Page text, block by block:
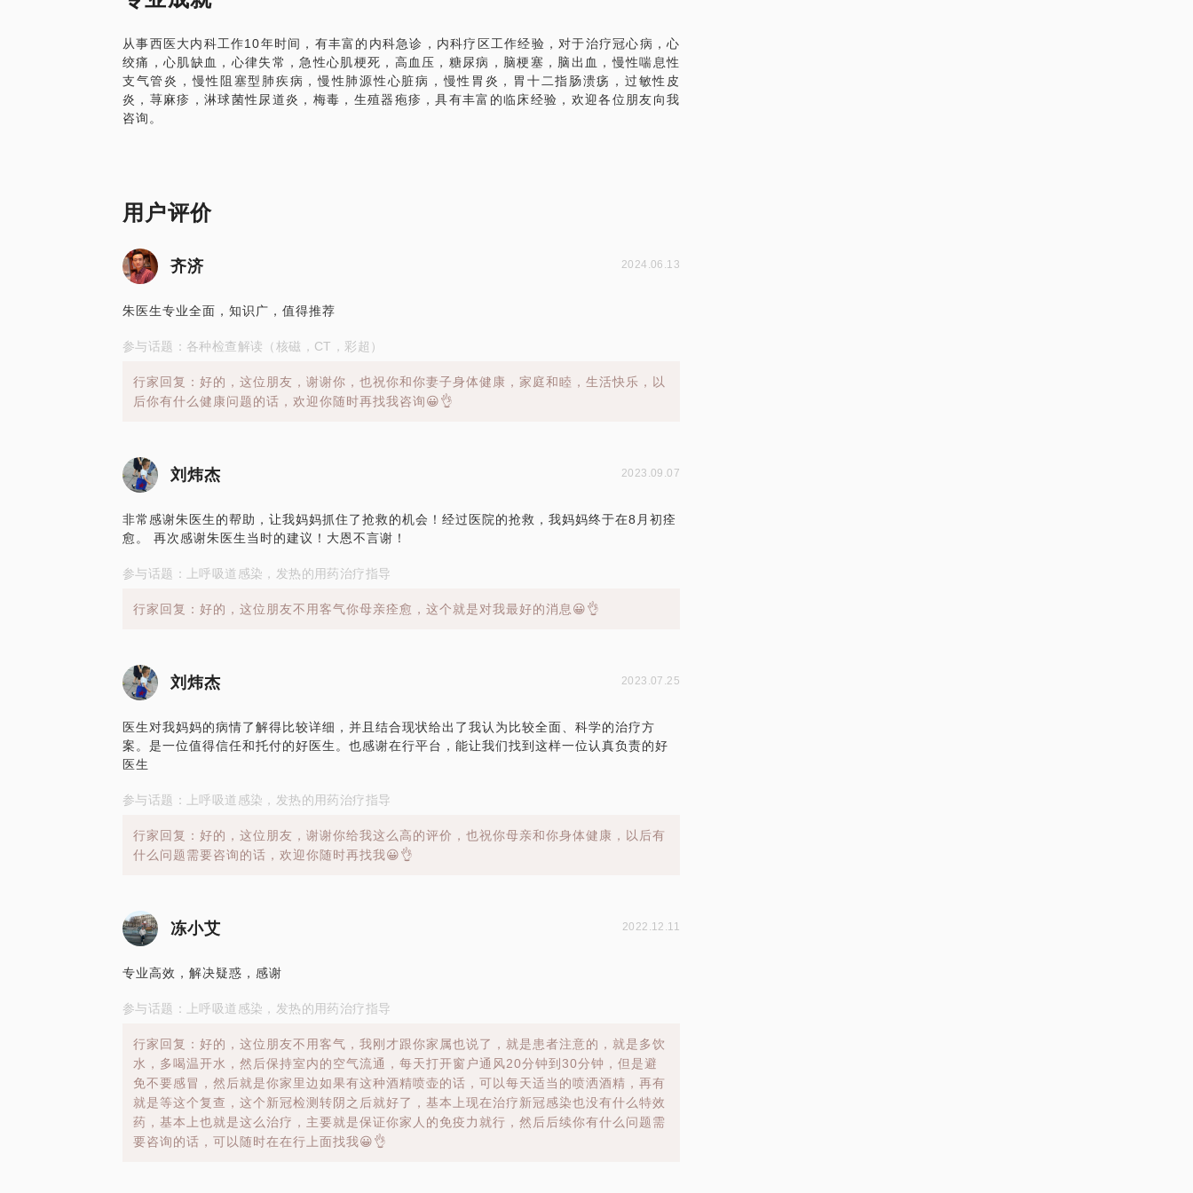
从事西医大内科工作10年时间，有丰富的内科急诊，内科疗区工作经验，对于治疗冠心病，心
绞痛，心肌缺血，心律失常，急性心肌梗死，高血压，糖尿病，脑梗塞，脑出血，慢性喘息性
支气管炎，慢性阻塞型肺疾病，慢性肺源性心脏病，慢性胃炎，胃十二指肠溃疡，过敏性皮
炎，荨麻疹，淋球菌性尿道炎，梅毒，生殖器疱疹，具有丰富的临床经验，欢迎各位朋友向我
咨询。
用户评价
齐济 2024.06.13
朱医生专业全面，知识广，值得推荐
参与话题：各种检查解读（核磁，CT，彩超）
行家回复：好的，这位朋友，谢谢你，也祝你和你妻子身体健康，家庭和睦，生活快乐，以
后你有什么健康问题的话，欢迎你随时再找我咨询😀👌
刘炜杰 2023.09.07
非常感谢朱医生的帮助，让我妈妈抓住了抢救的机会！经过医院的抢救，我妈妈终于在8月初痊
愈。 再次感谢朱医生当时的建议！大恩不言谢！
参与话题：上呼吸道感染，发热的用药治疗指导
行家回复：好的，这位朋友不用客气你母亲痊愈，这个就是对我最好的消息😀👌
刘炜杰 2023.07.25
医生对我妈妈的病情了解得比较详细，并且结合现状给出了我认为比较全面、科学的治疗方
案。是一位值得信任和托付的好医生。也感谢在行平台，能让我们找到这样一位认真负责的好
医生
参与话题：上呼吸道感染，发热的用药治疗指导
行家回复：好的，这位朋友，谢谢你给我这么高的评价，也祝你母亲和你身体健康，以后有
什么问题需要咨询的话，欢迎你随时再找我😀👌
冻小艾 2022.12.11
专业高效，解决疑惑，感谢
参与话题：上呼吸道感染，发热的用药治疗指导
行家回复：好的，这位朋友不用客气，我刚才跟你家属也说了，就是患者注意的，就是多饮
水，多喝温开水，然后保持室内的空气流通，每天打开窗户通风20分钟到30分钟，但是避
免不要感冒，然后就是你家里边如果有这种酒精喷壶的话，可以每天适当的喷洒酒精，再有
就是等这个复查，这个新冠检测转阴之后就好了，基本上现在治疗新冠感染也没有什么特效
药，基本上也就是这么治疗，主要就是保证你家人的免疫力就行，然后后续你有什么问题需
要咨询的话，可以随时在在行上面找我😀👌